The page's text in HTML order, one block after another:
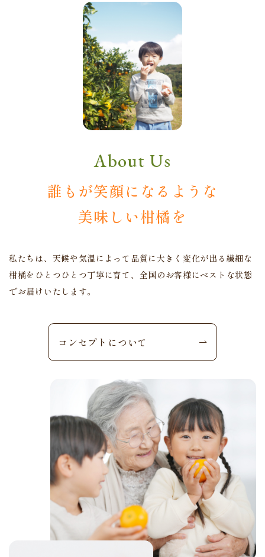
About Us
誰もが笑顔になるような
美味しい柑橘を
私たちは、天候や気温によって 品質に大きく変化が出る繊細な
柑橘を ひとつひとつ丁寧に育て、 全国のお客様にベストな状態
でお届けいたします。
コンセプトについて